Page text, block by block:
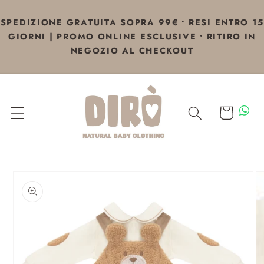
direttamente
ai contenuti
SPEDIZIONE GRATUITA SOPRA 99€ • RESI ENTRO 15
GIORNI | PROMO ONLINE ESCLUSIVE • RITIRO IN
NEGOZIO AL CHECKOUT
Carrello
informazioni
sul prodotto